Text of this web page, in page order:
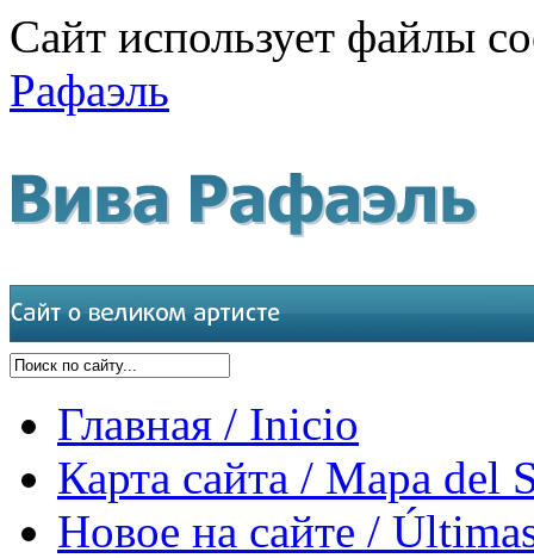
Сайт использует файлы
Рафаэль
Главная / Inicio
Карта сайта / Mapa del
Новое на сайте /